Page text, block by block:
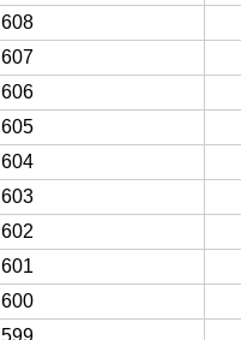
608
607
606
605
604
603
602
601
600